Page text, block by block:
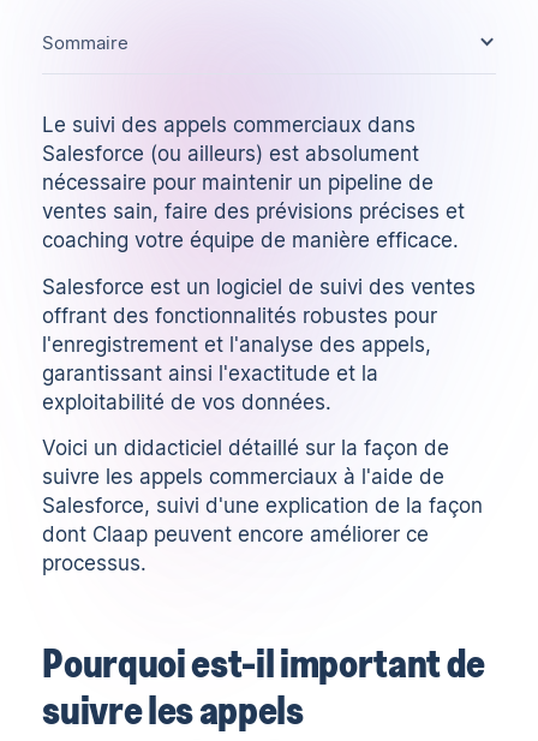
Le suivi des appels commerciaux dans
Salesforce (ou ailleurs) est absolument
nécessaire pour maintenir un pipeline de
ventes sain, faire des prévisions précises et
coaching votre équipe de manière efficace.
Salesforce est un logiciel de suivi des ventes
offrant des fonctionnalités robustes pour
l'enregistrement et l'analyse des appels,
garantissant ainsi l'exactitude et la
exploitabilité de vos données.
Voici un didacticiel détaillé sur la façon de
suivre les appels commerciaux à l'aide de
Salesforce, suivi d'une explication de la façon
dont Claap peuvent encore améliorer ce
processus.
Pourquoi est-il important de
suivre les appels
Sommaire